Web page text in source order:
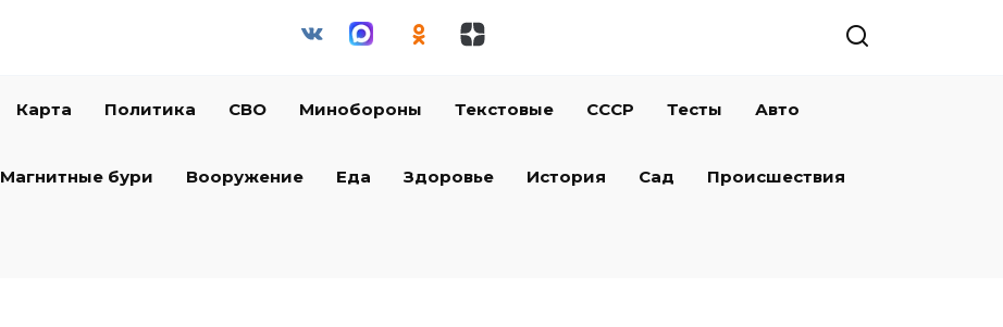
Карта Политика СВО Минобороны Текстовые СССР Тесты Авто
Магнитные бури Вооружение Еда Здоровье История Сад Происшествия